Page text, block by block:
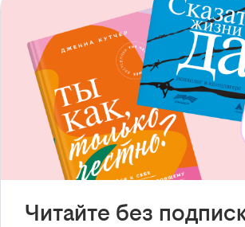
Читайте без